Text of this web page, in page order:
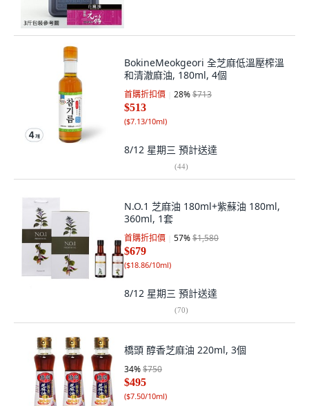
BokineMeokgeori 全芝麻低溫壓榨溫
和清澈麻油, 180ml, 4個
首購折扣價 28%$713
$513
($7.13/10ml)
8/12 星期三 預計送達
(44)
N.O.1 芝麻油 180ml+紫蘇油 180ml,
360ml, 1套
首購折扣價 57%$1,580
$679
($18.86/10ml)
8/12 星期三 預計送達
(70)
橋頭 醇香芝麻油 220ml, 3個
34%$750
$495
($7.50/10ml)